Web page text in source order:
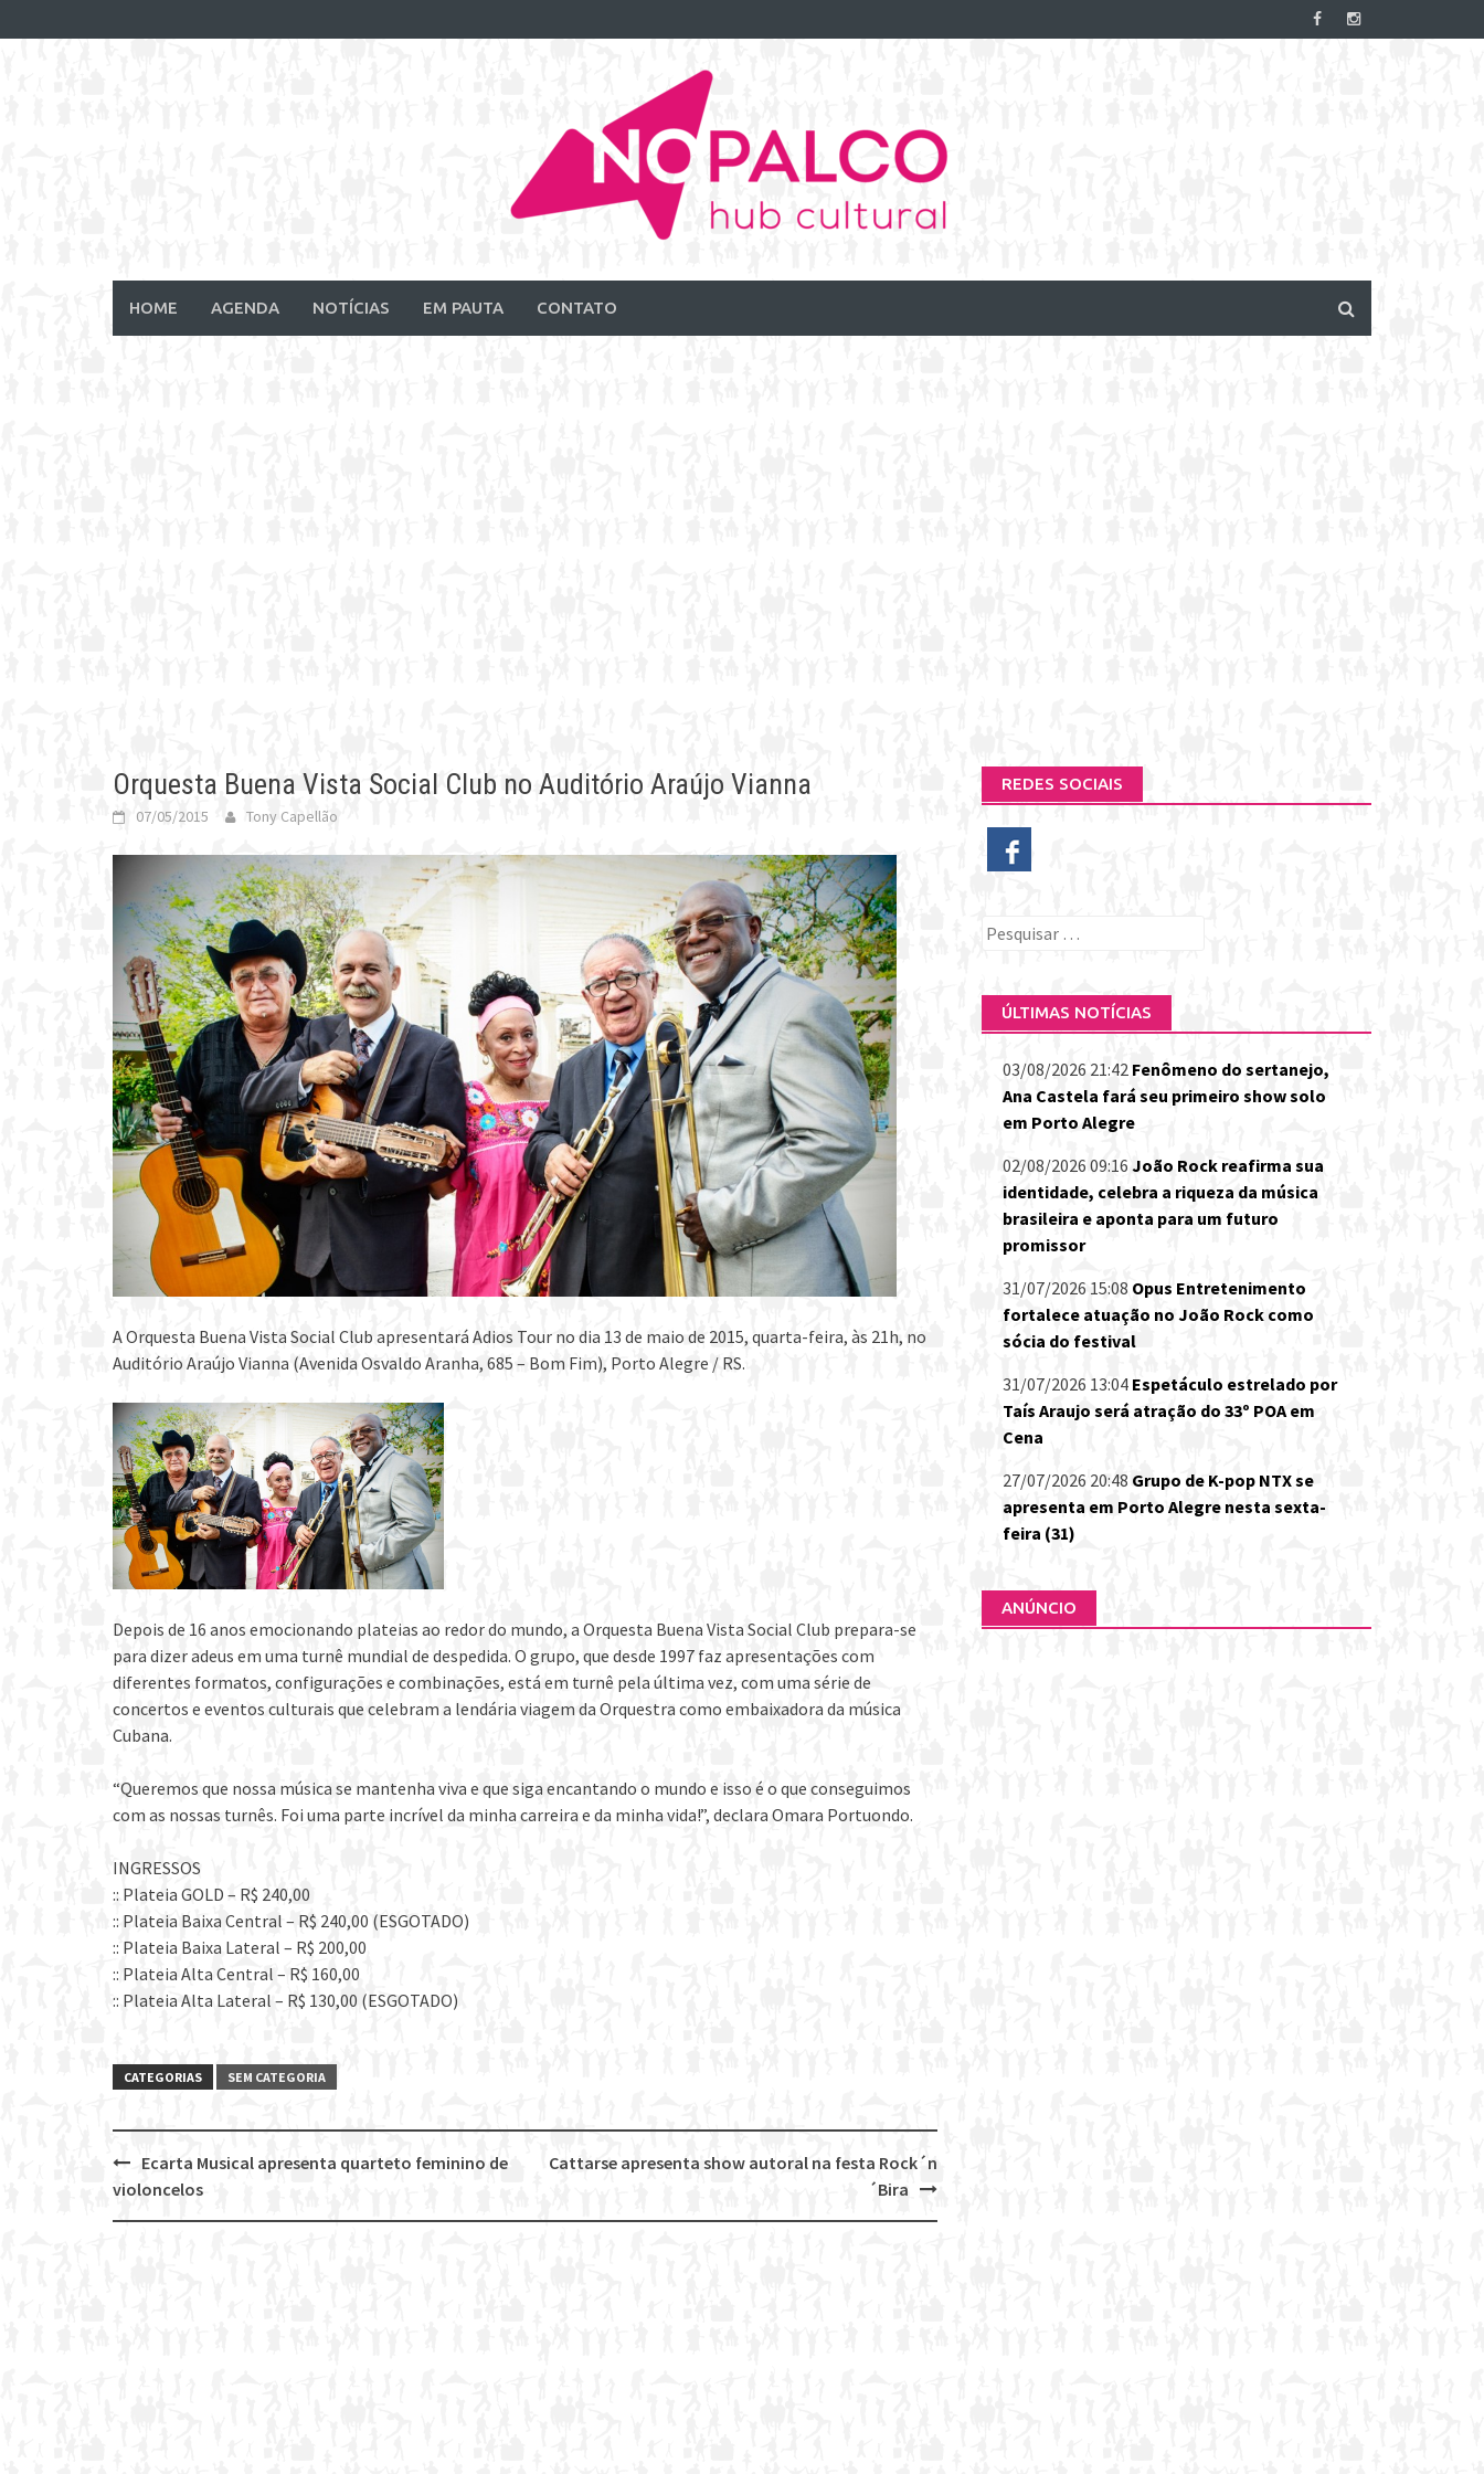
to
HOME AGENDA NOTÍCIAS EM PAUTA CONTATO
Orquesta Buena Vista Social Club no Auditório Araújo Vianna
07/05/2015 Tony Capellão
A Orquesta Buena Vista Social Club apresentará Adios Tour no dia 13 de maio de 2015, quarta-feira, às 21h, no
Auditório Araújo Vianna (Avenida Osvaldo Aranha, 685 – Bom Fim), Porto Alegre / RS.
Depois de 16 anos emocionando plateias ao redor do mundo, a Orquesta Buena Vista Social Club prepara-se
para dizer adeus em uma turnê mundial de despedida. O grupo, que desde 1997 faz apresentações com
diferentes formatos, configurações e combinações, está em turnê pela última vez, com uma série de
concertos e eventos culturais que celebram a lendária viagem da Orquestra como embaixadora da música
Cubana.
“Queremos que nossa música se mantenha viva e que siga encantando o mundo e isso é o que conseguimos
com as nossas turnês. Foi uma parte incrível da minha carreira e da minha vida!”, declara Omara Portuondo.
INGRESSOS
:: Plateia GOLD – R$ 240,00
:: Plateia Baixa Central – R$ 240,00 (ESGOTADO)
:: Plateia Baixa Lateral – R$ 200,00
:: Plateia Alta Central – R$ 160,00
:: Plateia Alta Lateral – R$ 130,00 (ESGOTADO)
CATEGORIAS SEM CATEGORIA
Post
navigation
Cattarse apresenta show autoral na festa Rock´n
´Bira
Ecarta Musical apresenta quarteto feminino de
violoncelos
REDES SOCIAIS
Pesquisar
ÚLTIMAS NOTÍCIAS
03/08/2026 21:42 Fenômeno do sertanejo,
Ana Castela fará seu primeiro show solo
em Porto Alegre
02/08/2026 09:16 João Rock reafirma sua
identidade, celebra a riqueza da música
brasileira e aponta para um futuro
promissor
31/07/2026 15:08 Opus Entretenimento
fortalece atuação no João Rock como
sócia do festival
31/07/2026 13:04 Espetáculo estrelado por
Taís Araujo será atração do 33º POA em
Cena
27/07/2026 20:48 Grupo de K-pop NTX se
apresenta em Porto Alegre nesta sexta-
feira (31)
ANÚNCIO